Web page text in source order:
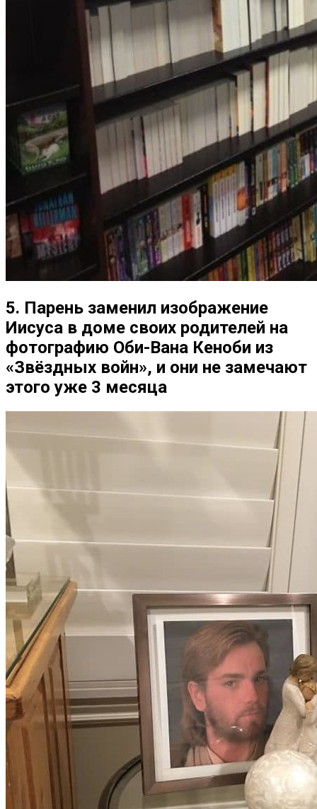
5. Парень заменил изображение
Иисуса в доме своих родителей на
фотографию Оби-Вана Кеноби из
«Звёздных войн», и они не замечают
этого уже 3 месяца